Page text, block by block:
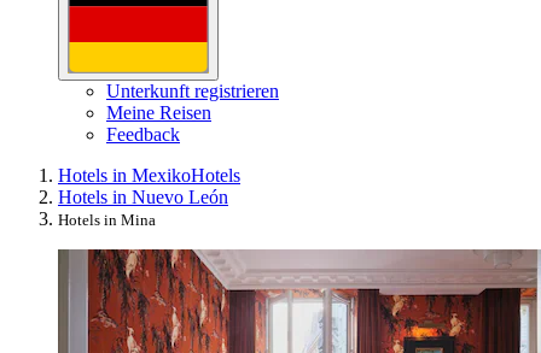
Unterkunft registrieren
Meine Reisen
Feedback
Hotels in MexikoHotels
Hotels in Nuevo León
Hotels in Mina